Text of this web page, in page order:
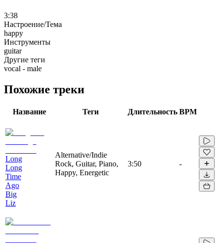
3:38
Настроение/Тема
happy
Инструменты
guitar
Другие теги
vocal - male
Похожие треки
Название Теги Длительность BPM
Long
Long
Time
Ago
Big
Liz
Alternative/Indie
Rock, Guitar, Piano,
Happy, Energetic
3:50 -